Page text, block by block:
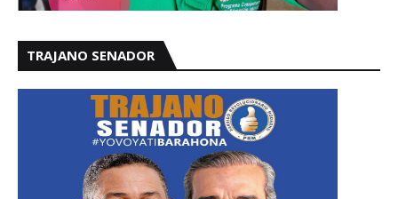
TRAJANO SENADOR